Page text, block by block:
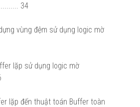
34
vùng đệm sử dụng logic mờ
lặp sử dụng logic mờ
lặp đến thuật toán Buffer toàn